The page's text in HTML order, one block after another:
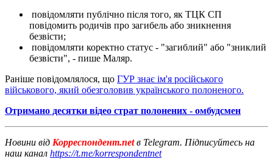
повідомляти публічно після того, як ТЦК СП
повідомить родичів про загибель або зникнення
безвісти;
повідомляти коректно статус - "загиблий" або "зниклий
безвісти", - пише Маляр.
Раніше повідомлялося, що ГУР знає ім'я російського
військового, який обезголовив українського полоненого.
Отримано десятки відео страт полонених - омбудсмен
Новини від Корреспондент.netв Telegram. Підписуйтесь на
наш канал https://t.me/korrespondentnet